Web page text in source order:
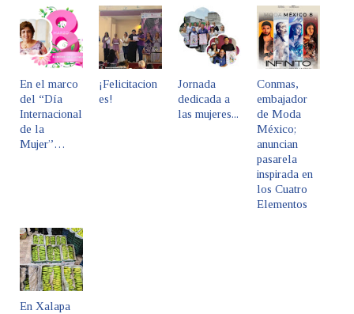
En el marco
del “Día
Internacional
de la
Mujer”…
¡Felicitacion
es!
Jornada
dedicada a
las mujeres...
Conmas,
embajador
de Moda
México;
anuncian
pasarela
inspirada en
los Cuatro
Elementos
En Xalapa